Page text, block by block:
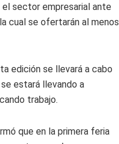
sector empresarial ante
cual se ofertarán al menos
edición se llevará a cabo
estará llevando a
trabajo.
que en la primera feria